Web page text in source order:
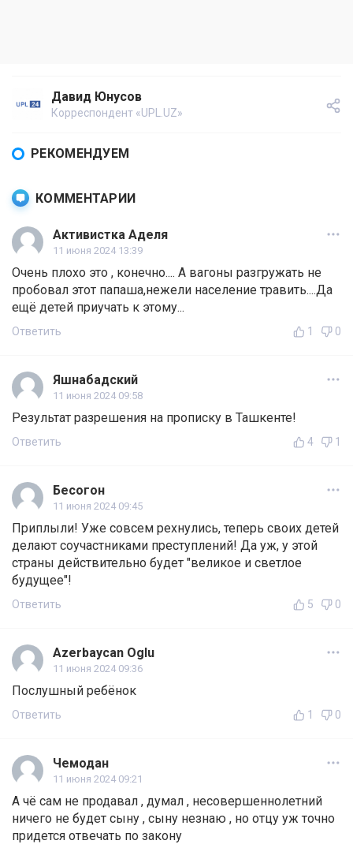
Давид Юнусов
Корреспондент «UPL.UZ»
РЕКОМЕНДУЕМ
КОММЕНТАРИИ
Активистка Аделя
11 июня 2024 13:39
Очень плохо это , конечно.... А вагоны разгружать не
пробовал этот папаша,нежели население травить....Да
ещё детей приучать к этому...
Ответить 1 0
Яшнабадский
11 июня 2024 09:58
Результат разрешения на прописку в Ташкенте!
Ответить 4 1
Бесогон
11 июня 2024 09:45
Приплыли! Уже совсем рехнулись, теперь своих детей
делают соучастниками преступлений! Да уж, у этой
страны действительно будет "великое и светлое
будущее"!
Ответить 5 0
Azerbaycan Oglu
11 июня 2024 09:36
Послушный ребёнок
Ответить 1 0
Чемодан
11 июня 2024 09:21
А чё сам не продавал , думал , несовершеннолетний
ничего не будет сыну , сыну незнаю , но отцу уж точно
придется отвечать по закону